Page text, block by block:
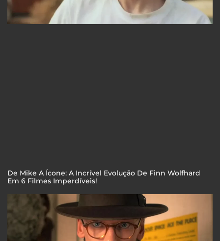
De Mike A Ícone: A Incrível Evolução De Finn Wolfhard
Em 6 Filmes Imperdíveis!